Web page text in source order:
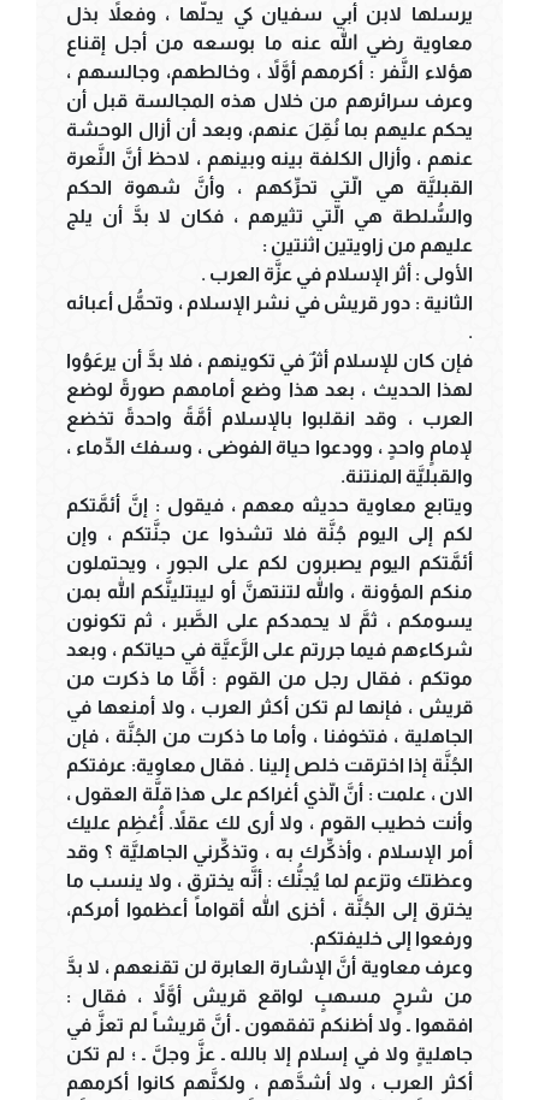
يرسلها لابن أبي سفيان كي يحلَّها ، وفعلاً بذل
معاوية رضي الله عنه ما بوسعه من أجل إقناع
هؤلاء النَّفر : أكرمهم أوَّلاً ، وخالطهم، وجالسهم ،
وعرف سرائرهم من خلال هذه المجالسة قبل أن
يحكم عليهم بما نُقِلَ عنهم، وبعد أن أزال الوحشة
عنهم ، وأزال الكلفة بينه وبينهم ، لاحظ أنَّ النَّعرة
القبليَّة هي الّتي تحرِّكهم ، وأنَّ شهوة الحكم
والسُّلطة هي الّتي تثيرهم ، فكان لا بدَّ أن يلج
عليهم من زاويتين اثنتين :
الأولى : أثر الإسلام في عزَّة العرب .
الثانية : دور قريش في نشر الإسلام ، وتحمُّل أعبائه
.
فإن كان للإسلام أثرٌ في تكوينهم ، فلا بدَّ أن يرعَوُوا
لهذا الحديث ، بعد هذا وضع أمامهم صورةً لوضع
العرب ، وقد انقلبوا بالإسلام أمَّةً واحدةً تخضع
لإمامٍ واحدٍ ، وودعوا حياة الفوضى ، وسفك الدِّماء ،
والقبليَّة المنتنة.
ويتابع معاوية حديثه معهم ، فيقول : إنَّ أئمَّتكم
لكم إلى اليوم جُنَّة فلا تشذوا عن جنَّتكم ، وإن
أئمَّتكم اليوم يصبرون لكم على الجور ، ويحتملون
منكم المؤونة ، والله لتنتهنَّ أو ليبتلينَّكم الله بمن
يسومكم ، ثمَّ لا يحمدكم على الصَّبر ، ثم تكونون
شركاءهم فيما جررتم على الرَّعيَّة في حياتكم ، وبعد
موتكم ، فقال رجل من القوم : أمَّا ما ذكرت من
قريش ، فإنها لم تكن أكثر العرب ، ولا أمنعها في
الجاهلية ، فتخوفنا ، وأما ما ذكرت من الجُنَّة ، فإن
الجُنَّة إذا اخترقت خلص إلينا . فقال معاوية: عرفتكم
الان ، علمت : أنَّ الّذي أغراكم على هذا قلَّة العقول ،
وأنت خطيب القوم ، ولا أرى لك عقلاً. أُعْظِم عليك
أمر الإسلام ، وأذكِّرك به ، وتذكِّرني الجاهليَّة ؟ وقد
وعظتك وتزعم لما يُجنُّك : أنَّه يخترق ، ولا ينسب ما
يخترق إلى الجُنَّة ، أخزى الله أقواماً أعظموا أمركم،
ورفعوا إلى خليفتكم.
وعرف معاوية أنَّ الإشارة العابرة لن تقنعهم ، لا بدَّ
من شرحٍ مسهبٍ لواقع قريش أوَّلاً ، فقال :
افقهوا ـ ولا أظنكم تفقهون ـ أنَّ قريشاً لم تعزَّ في
جاهليةٍ ولا في إسلام إلا بالله ـ عزَّ وجلَّ ـ ؛ لم تكن
أكثر العرب ، ولا أشدَّهم ، ولكنَّهم كانوا أكرمهم